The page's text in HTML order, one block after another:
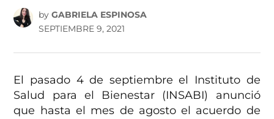
by GABRIELA ESPINOSA
SEPTIEMBRE 9, 2021
El pasado 4 de septiembre el Instituto de
Salud para el Bienestar (INSABI) anunció
que hasta el mes de agosto el acuerdo de